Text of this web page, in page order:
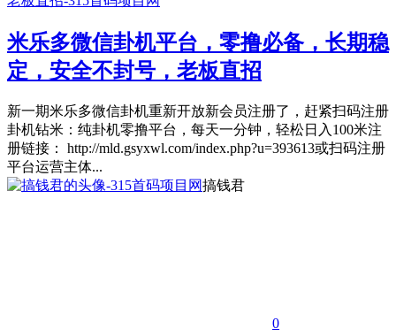
米乐多微信卦机平台，零撸必备，长期稳
定，安全不封号，老板直招
新一期米乐多微信卦机重新开放新会员注册了，赶紧扫码注册
卦机钻米：纯卦机零撸平台，每天一分钟，轻松日入100米注
册链接： http://mld.gsyxwl.com/index.php?u=393613或扫码注册
平台运营主体...
搞钱君
0